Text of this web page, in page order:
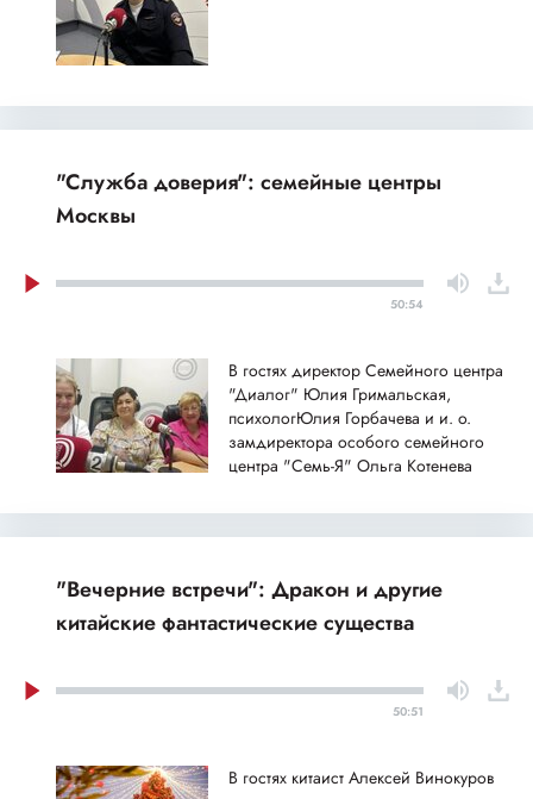
"Служба доверия": семейные центры
Москвы
50:54
В гостях директор Семейного центра
"Диалог" Юлия Гримальская,
психологЮлия Горбачева и и. о.
замдиректора особого семейного
центра "Семь-Я" Ольга Котенева
"Вечерние встречи": Дракон и другие
китайские фантастические существа
50:51
В гостях китаист Алексей Винокуров